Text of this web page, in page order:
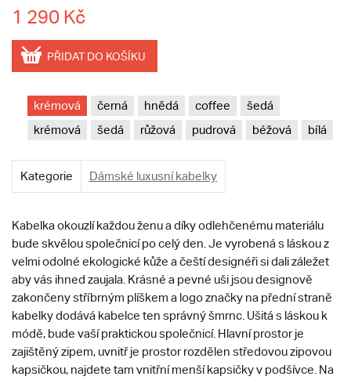
1 290 Kč
PŘIDAT DO KOŠÍKU
krémová černá hnědá coffee
šedá
krémová
šedá růžová pudrová béžová bílá
Kategorie Dámské luxusní kabelky
Kabelka okouzlí každou ženu a díky odlehčenému materiálu
bude skvělou společnicí po celý den. Je vyrobená s láskou z
velmi odolné ekologické kůže a čeští designéři si dali záležet
aby vás ihned zaujala. Krásné a pevné uši jsou designově
zakončeny stříbrným plíškem a logo značky na přední straně
kabelky dodává kabelce ten správný šmrnc. Ušitá s láskou k
módě, bude vaší praktickou společnicí. Hlavní prostor je
zajištěný zipem, uvnitř je prostor rozdělen středovou zipovou
kapsičkou, najdete tam vnitřní menší kapsičky v podšívce. Na